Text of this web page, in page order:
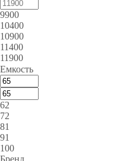
9900
10400
10900
11400
11900
Емкость
62
72
81
91
100
Бренд